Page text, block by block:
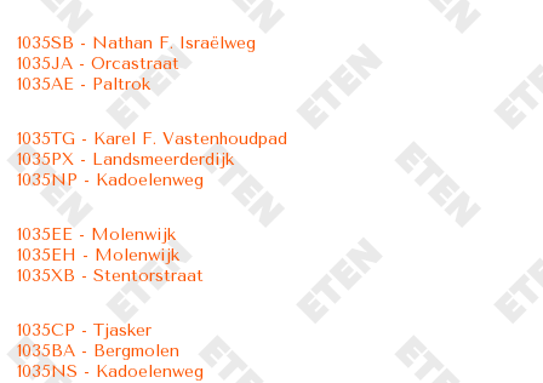
1035SB - Nathan F. Israëlweg
1035JA - Orcastraat
1035AE - Paltrok
1035TG - Karel F. Vastenhoudpad
1035PX - Landsmeerderdijk
1035NP - Kadoelenweg
1035EE - Molenwijk
1035EH - Molenwijk
1035XB - Stentorstraat
1035CP - Tjasker
1035BA - Bergmolen
1035NS - Kadoelenweg